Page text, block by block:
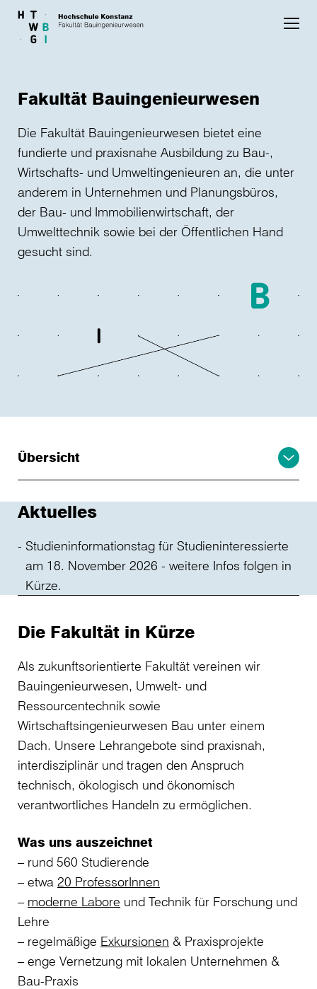
Skip to main content
Fakultät Bauingenieurwesen
Die Fakultät Bauingenieurwesen bietet eine
fundierte und praxisnahe Ausbildung zu Bau-,
Wirtschafts- und Umweltingenieuren an, die unter
anderem in Unternehmen und Planungsbüros,
der Bau- und Immobilienwirtschaft, der
Umwelttechnik sowie bei der Öffentlichen Hand
gesucht sind.
Übersicht
Aktuelles
Studieninformationstag für Studieninteressierte
am 18. November 2026 - weitere Infos folgen in
Kürze.
Die Fakultät in Kürze
Als zukunftsorientierte Fakultät vereinen wir
Bauingenieurwesen, Umwelt- und
Ressourcentechnik sowie
Wirtschaftsingenieurwesen Bau unter einem
Dach. Unsere Lehrangebote sind praxisnah,
interdisziplinär und tragen den Anspruch
technisch, ökologisch und ökonomisch
verantwortliches Handeln zu ermöglichen.
Was uns auszeichnet
– rund 560 Studierende
– etwa 20 ProfessorInnen
– moderne Labore und Technik für Forschung und
Lehre
– regelmäßige Exkursionen & Praxisprojekte
– enge Vernetzung mit lokalen Unternehmen &
Bau-Praxis